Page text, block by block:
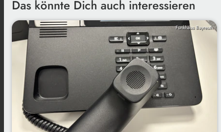
Das könnte Dich auch interessieren
Funkhaus Bayreuth